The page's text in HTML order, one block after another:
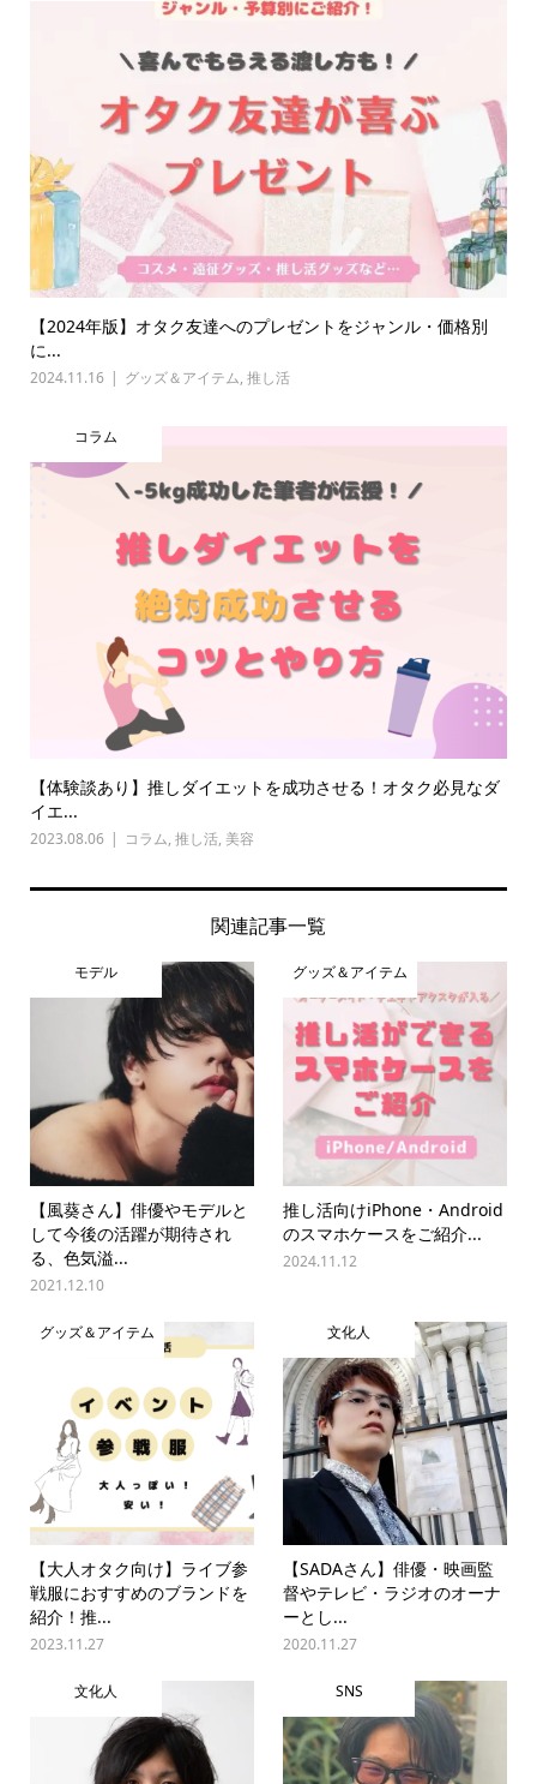
【2024年版】オタク友達へのプレゼントをジャンル・価格別
に...
2024.11.16 グッズ＆アイテム, 推し活
コラム
【体験談あり】推しダイエットを成功させる！オタク必見なダ
イエ...
2023.08.06 コラム, 推し活, 美容
関連記事一覧
モデル
【風葵さん】俳優やモデルと
して今後の活躍が期待され
る、色気溢...
2021.12.10
グッズ＆アイテム
推し活向けiPhone・Android
のスマホケースをご紹介...
2024.11.12
グッズ＆アイテム
【大人オタク向け】ライブ参
戦服におすすめのブランドを
紹介！推...
2023.11.27
文化人
【SADAさん】俳優・映画監
督やテレビ・ラジオのオーナ
ーとし...
2020.11.27
文化人 SNS